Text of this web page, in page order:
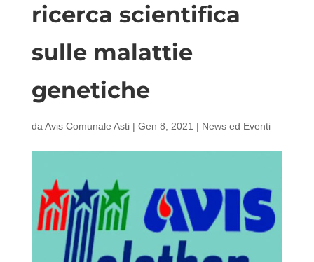
ricerca scientifica
sulle malattie
genetiche
da Avis Comunale Asti| Gen 8, 2021 | News ed Eventi